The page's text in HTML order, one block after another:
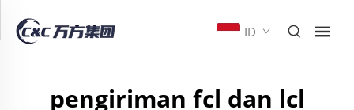
ID
pengiriman fcl dan lcl